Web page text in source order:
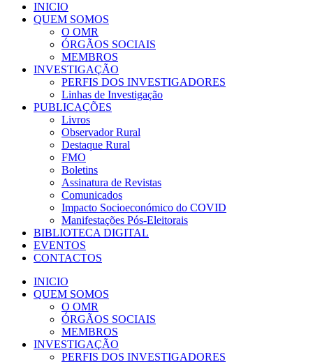
INICIO
QUEM SOMOS
O OMR
ÓRGÃOS SOCIAIS
MEMBROS
INVESTIGAÇÃO
PERFIS DOS INVESTIGADORES
Linhas de Investigação
PUBLICAÇÕES
Livros
Observador Rural
Destaque Rural
FMO
Boletins
Assinatura de Revistas
Comunicados
Impacto Socioeconómico do COVID
Manifestações Pós-Eleitorais
BIBLIOTECA DIGITAL
EVENTOS
CONTACTOS
INICIO
QUEM SOMOS
O OMR
ÓRGÃOS SOCIAIS
MEMBROS
INVESTIGAÇÃO
PERFIS DOS INVESTIGADORES